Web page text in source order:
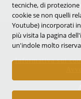
Copyright © 2007
Informativa sui
tecniche, di
cookie se non quelli
Youtube) incorporati
più visita la pagina
un'indole molto